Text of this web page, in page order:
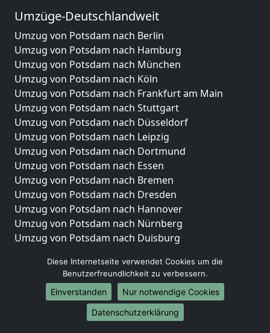
Umzüge-Deutschlandweit
Umzug von Potsdam nach Berlin
Umzug von Potsdam nach Hamburg
Umzug von Potsdam nach München
Umzug von Potsdam nach Köln
Umzug von Potsdam nach Frankfurt am Main
Umzug von Potsdam nach Stuttgart
Umzug von Potsdam nach Düsseldorf
Umzug von Potsdam nach Leipzig
Umzug von Potsdam nach Dortmund
Umzug von Potsdam nach Essen
Umzug von Potsdam nach Bremen
Umzug von Potsdam nach Dresden
Umzug von Potsdam nach Hannover
Umzug von Potsdam nach Nürnberg
Umzug von Potsdam nach Duisburg
Umzug von Potsdam nach Wuppertal
Umzug von Potsdam nach Bielefeld
Umzug von Potsdam nach Bonn
Umzug von Potsdam nach Münster
Diese Internetseite verwendet Cookies um die
Benutzerfreundlichkeit zu verbessern.
Einverstanden
Nur notwendige Cookies
Datenschutzerklärung